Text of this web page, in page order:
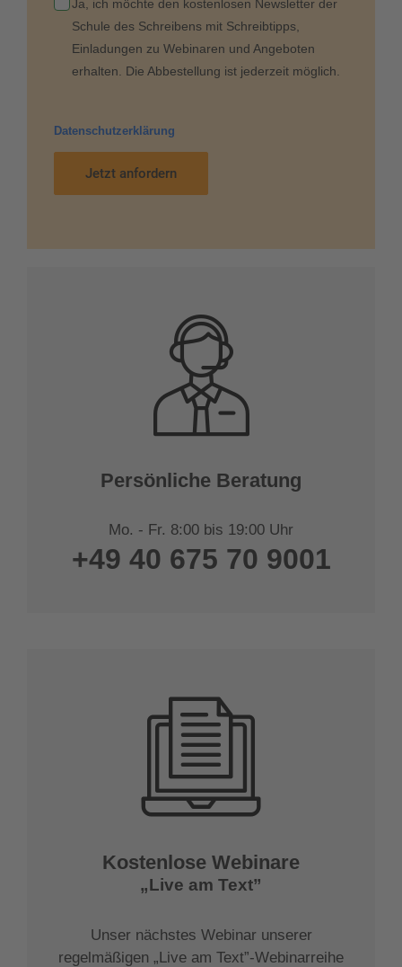
Ja, ich möchte den kostenlosen Newsletter der
Schule des Schreibens mit Schreibtipps,
Einladungen zu Webinaren und Angeboten
erhalten. Die Abbestellung ist jederzeit möglich.
Datenschutzerklärung
Jetzt anfordern
Persönliche Beratung
Mo. - Fr. 8:00 bis 19:00 Uhr
+49 40 675 70 9001
Kostenlose Webinare
„Live am Text”
Unser nächstes Webinar unserer
regelmäßigen „Live am Text”-Webinarreihe